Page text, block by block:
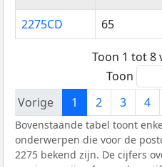
2275CD 65
Toon 1 tot 8
Toon
Vorige
1 2 3 4
Bovenstaande tabel toont
onderwerpen die voor de
2275 bekend zijn. De cijfers